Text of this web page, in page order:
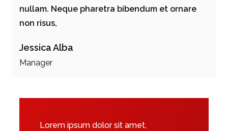
nullam. Neque pharetra bibendum et ornare
non risus,
Jessica Alba
Manager
Lorem ipsum dolor sit amet,